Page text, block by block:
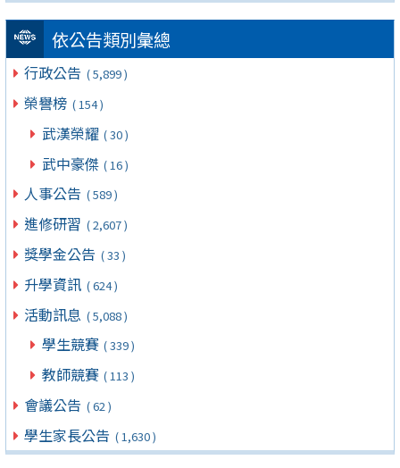
依公告類別彙總
行政公告 ( 5,899 )
榮譽榜 ( 154 )
武漢榮耀 ( 30 )
武中豪傑 ( 16 )
人事公告 ( 589 )
進修研習 ( 2,607 )
獎學金公告 ( 33 )
升學資訊 ( 624 )
活動訊息 ( 5,088 )
學生競賽 ( 339 )
教師競賽 ( 113 )
會議公告 ( 62 )
學生家長公告 ( 1,630 )